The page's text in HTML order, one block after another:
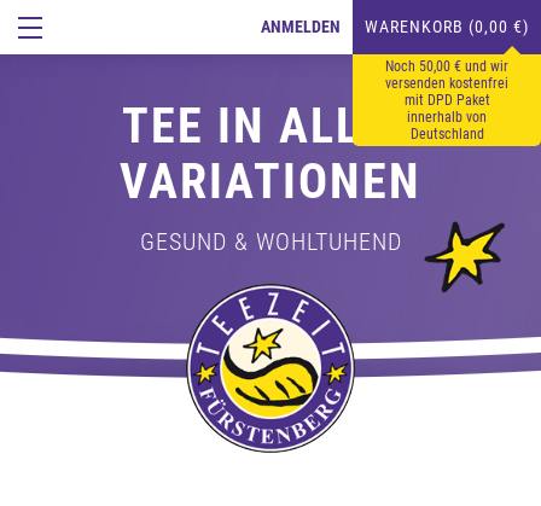
ANMELDEN WARENKORB (0,00 €)
Noch 50,00 € und wir
versenden kostenfrei
mit DPD Paket
innerhalb von
Deutschland
TEE IN ALLEN
VARIATIONEN
GESUND & WOHLTUHEND